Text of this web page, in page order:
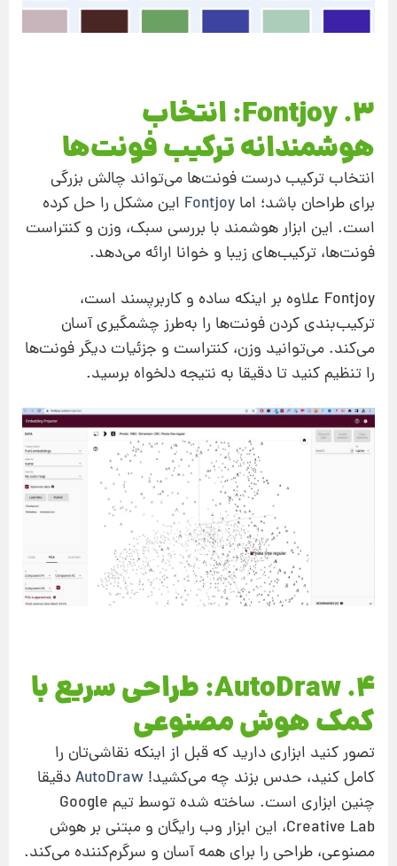
۳. Fontjoy: انتخاب
هوشمندانه ترکیب فونت‌ها
انتخاب ترکیب درست فونت‌ها می‌تواند چالش بزرگی
برای طراحان باشد؛ اما Fontjoy این مشکل را حل کرده
است. این ابزار هوشمند با بررسی سبک، وزن و کنتراست
فونت‌ها، ترکیب‌های زیبا و خوانا ارائه می‌دهد.
Fontjoy علاوه بر اینکه ساده و کاربرپسند است،
ترکیب‌بندی کردن فونت‌ها را به‌طرز چشمگیری آسان
می‌کند. می‌توانید وزن، کنتراست و جزئیات دیگر فونت‌ها
را تنظیم کنید تا دقیقا به نتیجه دلخواه برسید.
۴. AutoDraw: طراحی سریع با
کمک هوش مصنوعی
تصور کنید ابزاری دارید که قبل از اینکه نقاشی‌تان را
کامل کنید، حدس بزند چه می‌کشید! AutoDrawدقیقا
چنین ابزاری است. ساخته شده توسط تیم Google
Creative Lab، این ابزار وب رایگان و مبتنی بر هوش
مصنوعی، طراحی را برای همه آسان و سرگرم‌کننده می‌کند.